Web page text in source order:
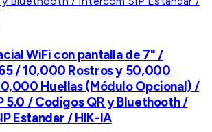
WiFi con pantalla de 7" /
/ 10,000 Rostros y 50,000
Huellas (Módulo Opcional) /
5.0 / Codigos QR y Bluethooth /
Estandar / HIK-IA